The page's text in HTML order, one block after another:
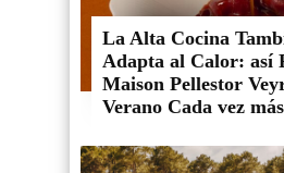
La Alta Cocina
Adapta al Calor: así
Maison Pellestor
Verano Cada vez